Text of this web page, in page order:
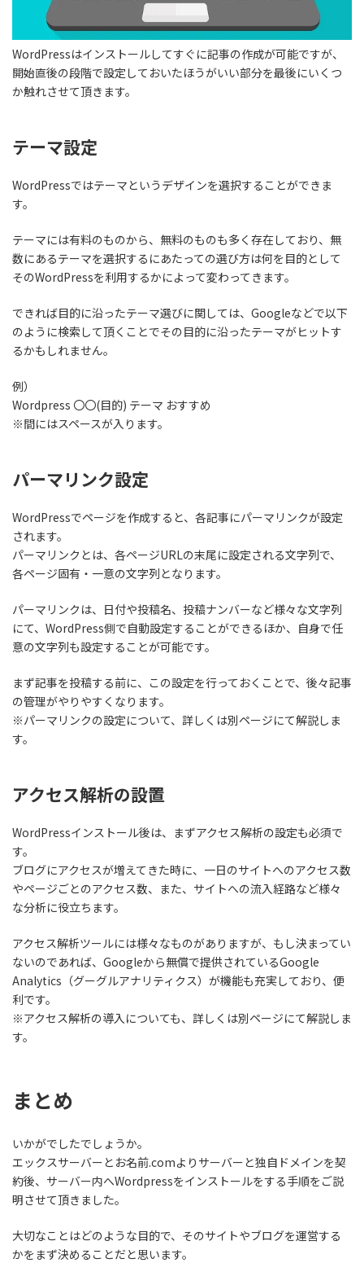
WordPressはインストールしてすぐに記事の作成が可能ですが、
開始直後の段階で設定しておいたほうがいい部分を最後にいくつ
か触れさせて頂きます。
テーマ設定
WordPressではテーマというデザインを選択することができま
す。
テーマには有料のものから、無料のものも多く存在しており、無
数にあるテーマを選択するにあたっての選び方は何を目的として
そのWordPressを利用するかによって変わってきます。
できれば目的に沿ったテーマ選びに関しては、Googleなどで以下
のように検索して頂くことでその目的に沿ったテーマがヒットす
るかもしれません。
例）
Wordpress 〇〇(目的) テーマ おすすめ
※間にはスペースが入ります。
パーマリンク設定
WordPressでページを作成すると、各記事にパーマリンクが設定
されます。
パーマリンクとは、各ページURLの末尾に設定される文字列で、
各ページ固有・一意の文字列となります。
パーマリンクは、日付や投稿名、投稿ナンバーなど様々な文字列
にて、 WordPress側で自動設定することができるほか、自身で任
意の文字列も設定することが可能です。
まず記事を投稿する前に、この設定を行っておくことで、後々記事
の管理がやりやすくなります。
※パーマリンクの設定について、詳しくは別ページにて解説しま
す。
アクセス解析の設置
WordPressインストール後は、まずアクセス解析の設定も必須で
す。
ブログにアクセスが増えてきた時に、一日のサイトへのアクセス数
やページごとのアクセス数、また、サイトへの流入経路など様々
な分析に役立ちます。
アクセス解析ツールには様々なものがありますが、もし決まってい
ないのであれば、Googleから無償で提供されているGoogle
Analytics（グーグルアナリティクス） が機能も充実しており、便
利です。
※アクセス解析の導入についても、詳しくは別ページにて解説しま
す。
まとめ
いかがでしたでしょうか。
エックスサーバーとお名前.comよりサーバーと独自ドメインを契
約後、サーバー内へWordpressをインストールをする手順をご説
明させて頂きました。
大切なことはどのような目的で、そのサイトやブログを運営する
かをまず決めることだと思います。